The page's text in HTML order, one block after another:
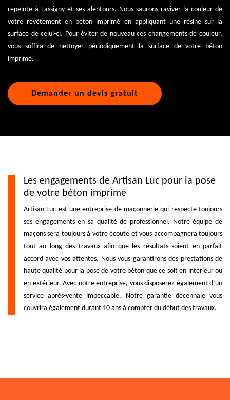
repeinte à Lassigny et ses alentours. Nous saurons raviver la couleur de
votre revêtement en béton imprimé en appliquant une résine sur la
surface de celui-ci. Pour éviter de nouveau ces changements de couleur,
vous suffira de nettoyer périodiquement la surface de votre béton
imprimé.
Demander un devis gratuit
Les engagements de Artisan Luc pour la pose
de votre béton imprimé
Artisan Luc est une entreprise de maçonnerie qui respecte toujours
ses engagements en sa qualité de professionnel. Notre équipe de
maçons sera toujours à votre écoute et vous accompagnera toujours
tout au long des travaux afin que les résultats soient en parfait
accord avec vos attentes. Nous vous garantirons des prestations de
haute qualité pour la pose de votre béton que ce soit en intérieur ou
en extérieur. Avec notre entreprise, vous disposerez également d’un
service après-vente impeccable. Notre garantie décennale vous
couvrira également durant 10 ans à compter du début des travaux.